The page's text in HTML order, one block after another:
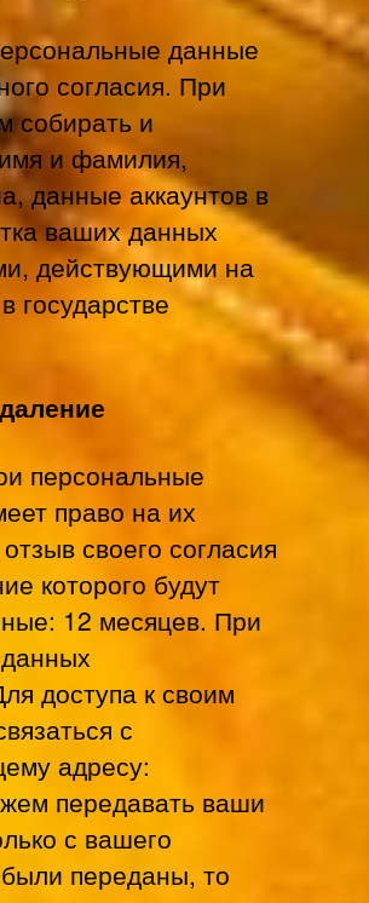
данные
согласия. При
собирать и
и фамилия,
данные аккаунтов в
ваших данных
действующими на
государстве
персональные
право на их
своего согласия
которого будут
12 месяцев. При
доступа к своим
с
адресу:
передавать ваши
с вашего
переданы, то